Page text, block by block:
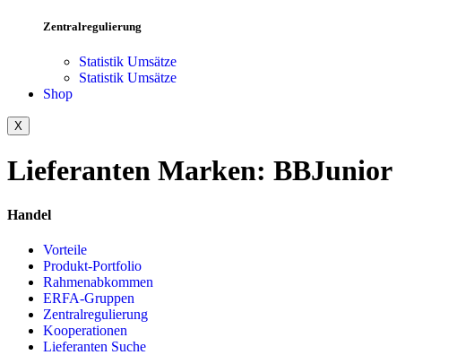
Zentralregulierung
Statistik Umsätze
Statistik Umsätze
Shop
X
Lieferanten Marken: BBJunior
Handel
Vorteile
Produkt-Portfolio
Rahmenabkommen
ERFA-Gruppen
Zentralregulierung
Kooperationen
Lieferanten Suche